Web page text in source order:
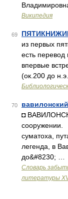
Википедия
69
из первых
есть перевод
впервые
(ок.200 до
70 вавилонский
◘
суматоха,
легенда, в
до&#8230; …
Словарь
литературы